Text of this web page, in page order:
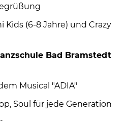
Kids (6-8 Jahre) und Crazy
Bad Bramstedt
Musical "ADIA"
Soul für jede Generation